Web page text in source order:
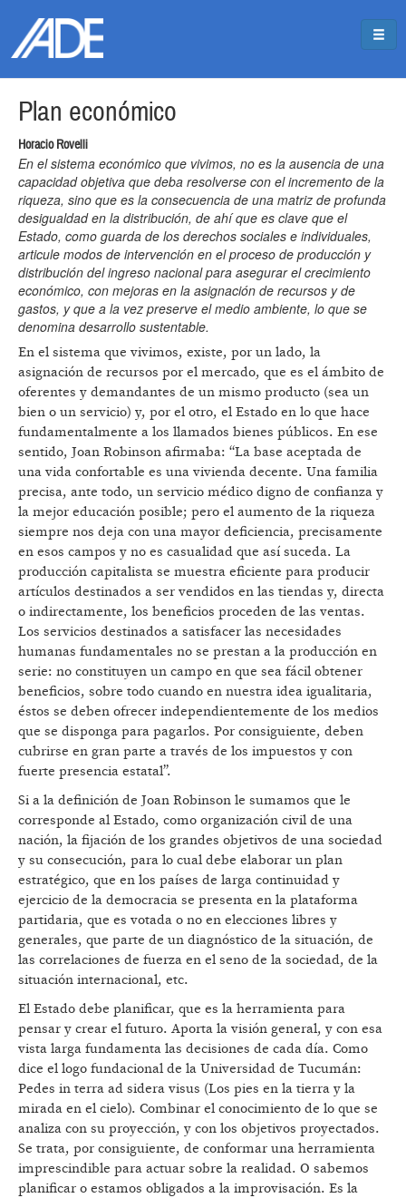
Plan económico
Horacio Rovelli
En el sistema económico que vivimos, no es la ausencia de una
capacidad objetiva que deba resolverse con el incremento de la
riqueza, sino que es la consecuencia de una matriz de profunda
desigualdad en la distribución, de ahí que es clave que el
Estado, como guarda de los derechos sociales e individuales,
articule modos de intervención en el proceso de producción y
distribución del ingreso nacional para asegurar el crecimiento
económico, con mejoras en la asignación de recursos y de
gastos, y que a la vez preserve el medio ambiente, lo que se
denomina desarrollo sustentable.
En el sistema que vivimos, existe, por un lado, la
asignación de recursos por el mercado, que es el ámbito de
oferentes y demandantes de un mismo producto (sea un
bien o un servicio) y, por el otro, el Estado en lo que hace
fundamentalmente a los llamados bienes públicos. En ese
sentido, Joan Robinson afirmaba: “La base aceptada de
una vida confortable es una vivienda decente. Una familia
precisa, ante todo, un servicio médico digno de confianza y
la mejor educación posible; pero el aumento de la riqueza
siempre nos deja con una mayor deficiencia, precisamente
en esos campos y no es casualidad que así suceda. La
producción capitalista se muestra eficiente para producir
artículos destinados a ser vendidos en las tiendas y, directa
o indirectamente, los beneficios proceden de las ventas.
Los servicios destinados a satisfacer las necesidades
humanas fundamentales no se prestan a la producción en
serie: no constituyen un campo en que sea fácil obtener
beneficios, sobre todo cuando en nuestra idea igualitaria,
éstos se deben ofrecer independientemente de los medios
que se disponga para pagarlos. Por consiguiente, deben
cubrirse en gran parte a través de los impuestos y con
fuerte presencia estatal”.
Si a la definición de Joan Robinson le sumamos que le
corresponde al Estado, como organización civil de una
nación, la fijación de los grandes objetivos de una sociedad
y su consecución, para lo cual debe elaborar un plan
estratégico, que en los países de larga continuidad y
ejercicio de la democracia se presenta en la plataforma
partidaria, que es votada o no en elecciones libres y
generales, que parte de un diagnóstico de la situación, de
las correlaciones de fuerza en el seno de la sociedad, de la
situación internacional, etc.
El Estado debe planificar, que es la herramienta para
pensar y crear el futuro. Aporta la visión general, y con esa
vista larga fundamenta las decisiones de cada día. Como
dice el logo fundacional de la Universidad de Tucumán:
Pedes in terra ad sidera visus (Los pies en la tierra y la
mirada en el cielo). Combinar el conocimiento de lo que se
analiza con su proyección, y con los objetivos proyectados.
Se trata, por consiguiente, de conformar una herramienta
imprescindible para actuar sobre la realidad. O sabemos
planificar o estamos obligados a la improvisación. Es la